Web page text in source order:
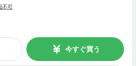
不可
今すぐ買う